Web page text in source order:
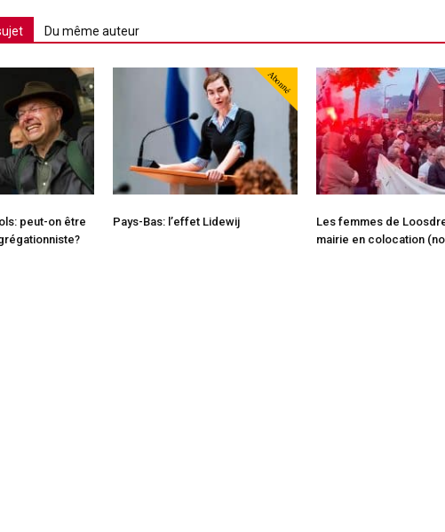
Du même auteur
peut-on être
Abonné
Pays-Bas: l’effet Lidewij
Les femmes de
mairie en colocation